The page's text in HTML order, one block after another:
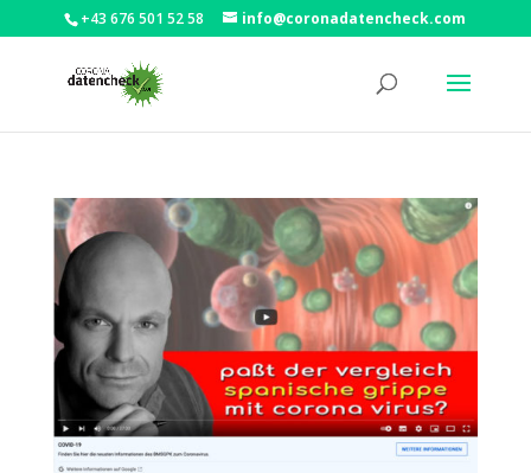
+43 676 501 52 58 info@coronadatencheck.com